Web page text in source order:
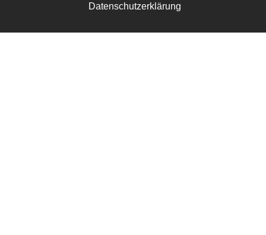
Datenschutzerklärung